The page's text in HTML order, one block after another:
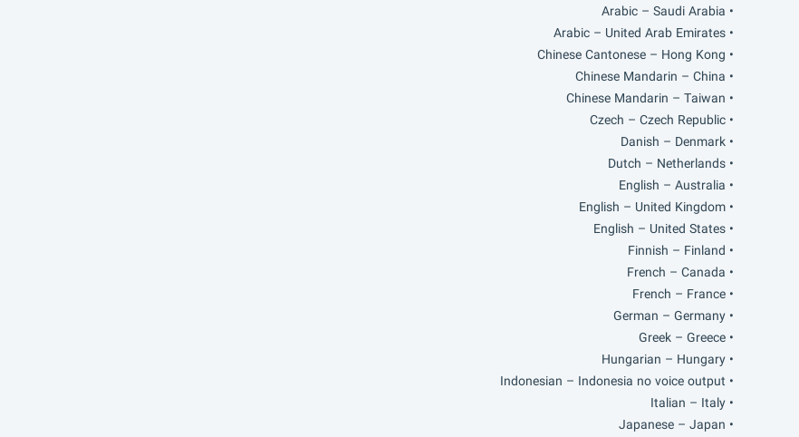
• Arabic – Saudi Arabia
• Arabic – United Arab Emirates
• Chinese Cantonese – Hong Kong
• Chinese Mandarin – China
• Chinese Mandarin – Taiwan
• Czech – Czech Republic
• Danish – Denmark
• Dutch – Netherlands
• English – Australia
• English – United Kingdom
• English – United States
• Finnish – Finland
• French – Canada
• French – France
• German – Germany
• Greek – Greece
• Hungarian – Hungary
• Indonesian – Indonesia no voice output
• Italian – Italy
• Japanese – Japan